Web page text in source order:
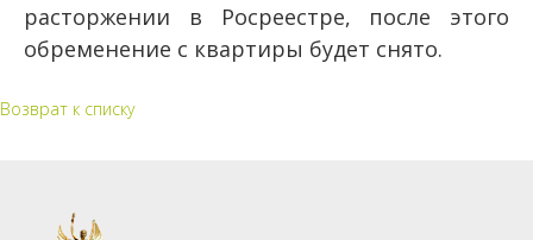
расторжении в Росреестре, после этого
обременение с квартиры будет снято.
Возврат к списку